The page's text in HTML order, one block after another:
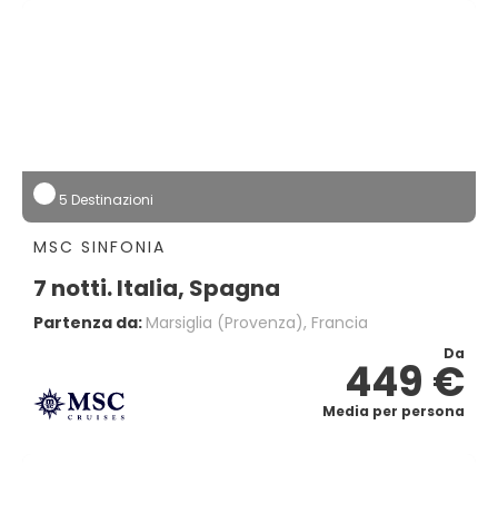
5 Destinazioni
MSC SINFONIA
7 notti. Italia, Spagna
Partenza da: Marsiglia (provenza), Francia
Da
449 €
Media per persona